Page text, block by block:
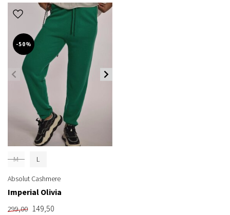
-50%
M L
Absolut Cashmere
Imperial Olivia
299,00 149,50